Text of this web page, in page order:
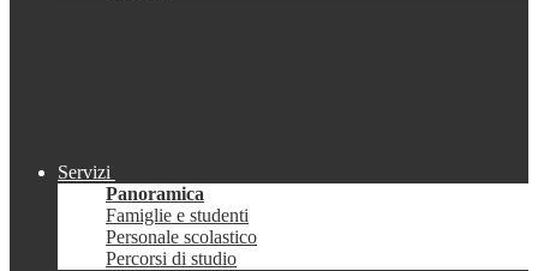
Servizi
Panoramica
Famiglie e studenti
Personale scolastico
Percorsi di studio